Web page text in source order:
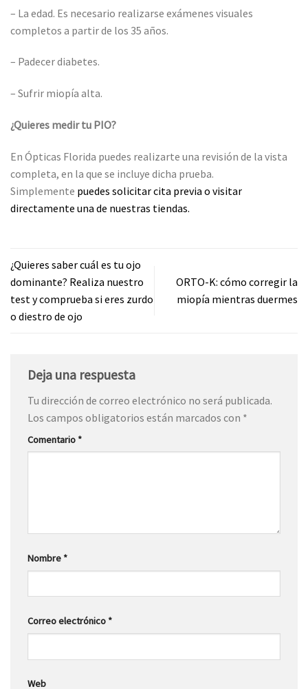
– La edad. Es necesario realizarse exámenes visuales
completos a partir de los 35 años.
– Padecer diabetes.
– Sufrir miopía alta.
¿Quieres medir tu PIO?
En Ópticas Florida puedes realizarte una revisión de la vista
completa, en la que se incluye dicha prueba.
Simplemente puedes solicitar cita previa o visitar
directamente una de nuestras tiendas.
¿Quieres saber cuál es tu ojo
dominante? Realiza nuestro
test y comprueba si eres zurdo
o diestro de ojo
ORTO-K: cómo corregir la
miopía mientras duermes
Deja una respuesta
Tu dirección de correo electrónico no será publicada.
Los campos obligatorios están marcados con *
Comentario *
Nombre *
Correo electrónico *
Web